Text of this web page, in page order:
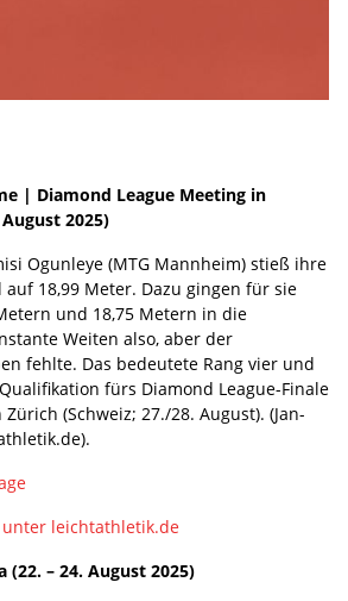
| Diamond League Meeting in
2025)
Ogunleye (MTG Mannheim) stieß ihre
auf 18,99 Meter. Dazu gingen für sie
und 18,75 Metern in die
Weiten also, aber der
fehlte. Das bedeutete Rang vier und
fürs Diamond League-Finale
(Schweiz; 27./28. August). (Jan-
leichtathletik.de
(22. – 24. August 2025)